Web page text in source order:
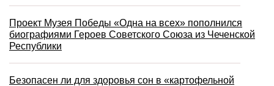
Проект Музея Победы «Одна на всех» пополнился
биографиями Героев Советского Союза из Чеченской
Республики
Безопасен ли для здоровья сон в «картофельной